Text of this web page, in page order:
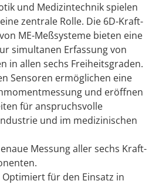
und Medizintechnik spielen
zentrale Rolle. Die 6D-Kraft-
ME-Meßsysteme bieten eine
simultanen Erfassung von
in allen sechs Freiheitsgraden.
Sensoren ermöglichen eine
und eröffnen
für anspruchsvolle
und im medizinischen
Messung aller sechs Kraft-
Optimiert für den Einsatz in
Träger
Digitaler